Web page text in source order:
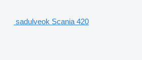
sadulveok Scania 420